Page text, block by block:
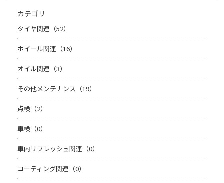
カテゴリ
タイヤ関連（52）
ホイール関連（16）
オイル関連（3）
その他メンテナンス（19）
点検（2）
車検（0）
車内リフレッシュ関連（0）
コーティング関連（0）